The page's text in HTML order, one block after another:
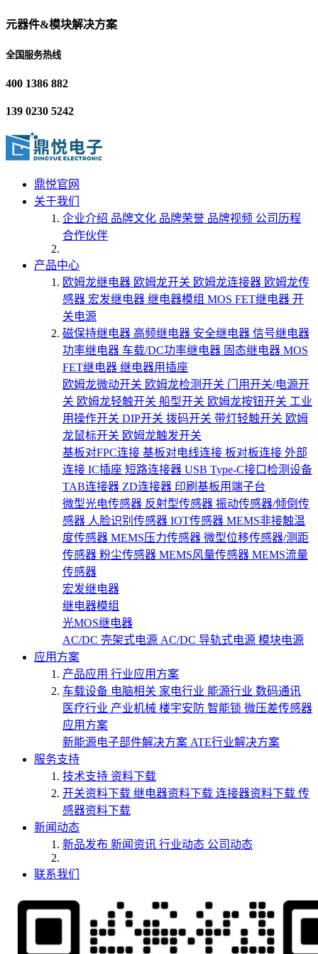
元器件&模块解决方案
全国服务热线
400 1386 882
139 0230 5242
鼎悦官网
关于我们
企业介绍 品牌文化 品牌荣誉 品牌视频 公司历程
合作伙伴
产品中心
欧姆龙继电器 欧姆龙开关 欧姆龙连接器 欧姆龙传
感器 宏发继电器 继电器模组 MOS FET继电器 开
关电源
磁保持继电器 高频继电器 安全继电器 信号继电器
功率继电器 车载/DC功率继电器 固态继电器 MOS
FET继电器 继电器用插座
欧姆龙微动开关 欧姆龙检测开关 门用开关/电源开
关 欧姆龙轻触开关 船型开关 欧姆龙按钮开关 工业
用操作开关 DIP开关 拨码开关 带灯轻触开关 欧姆
龙鼠标开关 欧姆龙触发开关
基板对FPC连接 基板对电线连接 板对板连接 外部
连接 IC插座 短路连接器 USB Type-C接口检测设备
TAB连接器 ZD连接器 印刷基板用端子台
微型光电传感器 反射型传感器 振动传感器/倾倒传
感器 人脸识别传感器 IOT传感器 MEMS非接触温
度传感器 MEMS压力传感器 微型位移传感器/测距
传感器 粉尘传感器 MEMS风量传感器 MEMS流量
传感器
宏发继电器
继电器模组
光MOS继电器
AC/DC 壳架式电源 AC/DC 导轨式电源 模块电源
应用方案
产品应用 行业应用方案
车载设备 电脑相关 家电行业 能源行业 数码通讯
医疗行业 产业机械 楼宇安防 智能锁 微压差传感器
应用方案
新能源电子部件解决方案 ATE行业解决方案
服务支持
技术支持 资料下载
开关资料下载 继电器资料下载 连接器资料下载 传
感器资料下载
新闻动态
新品发布 新闻资讯 行业动态 公司动态
联系我们